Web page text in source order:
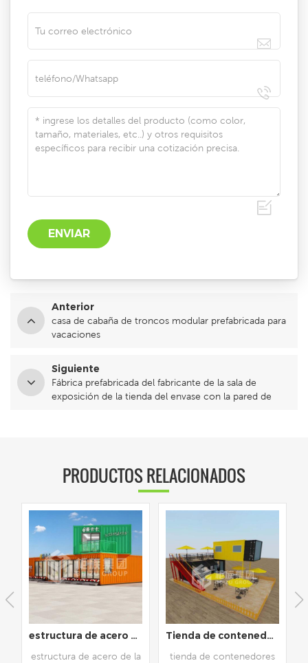
Anterior
casa de cabaña de troncos modular prefabricada para
vacaciones
Siguiente
Fábrica prefabricada del fabricante de la sala de
exposición de la tienda del envase con la pared de
PRODUCTOS RELACIONADOS
Tienda de contenedores de envío de 20 pies y 40 pies, tienda prefabricada
tienda de contenedores
Nuevo diseño, contenedor de envío prefabricado de 40 pies, cafetería
cafetería de